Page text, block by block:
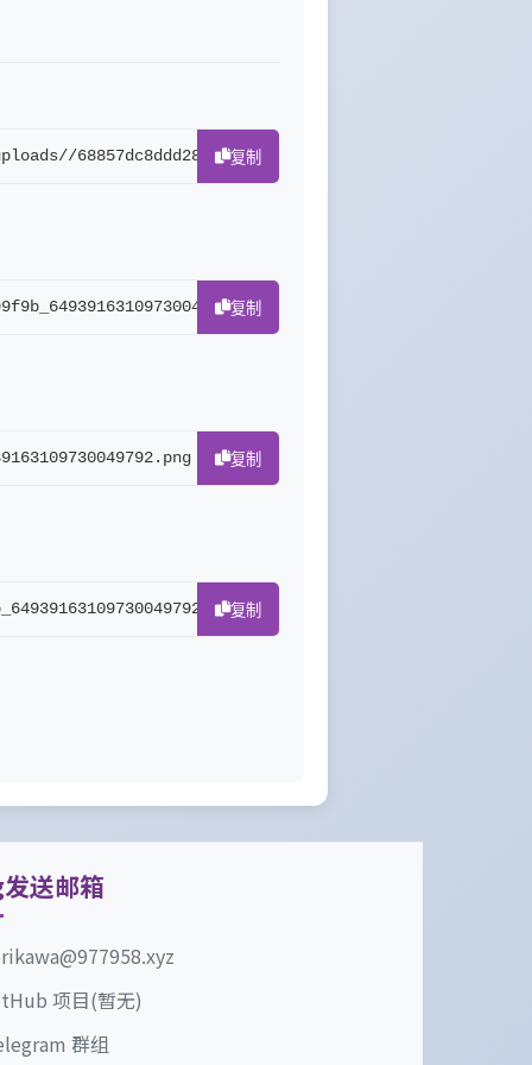
复制
复制
复制
img]
复制
送邮箱
项目(暂无)
群组